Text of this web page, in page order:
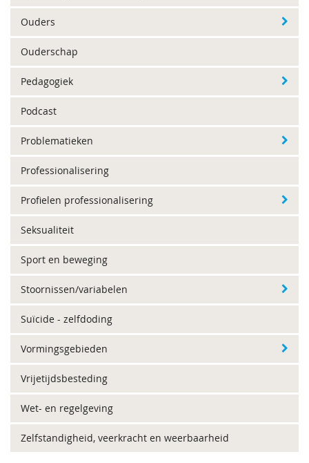
Ouders
Ouderschap
Pedagogiek
Podcast
Problematieken
Professionalisering
Profielen professionalisering
Seksualiteit
Sport en beweging
Stoornissen/variabelen
Suïcide - zelfdoding
Vormingsgebieden
Vrijetijdsbesteding
Wet- en regelgeving
Zelfstandigheid, veerkracht en weerbaarheid